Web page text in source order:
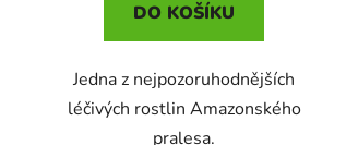
DO KOŠÍKU
Jedna z nejpozoruhodnějších
léčivých rostlin Amazonského
pralesa.